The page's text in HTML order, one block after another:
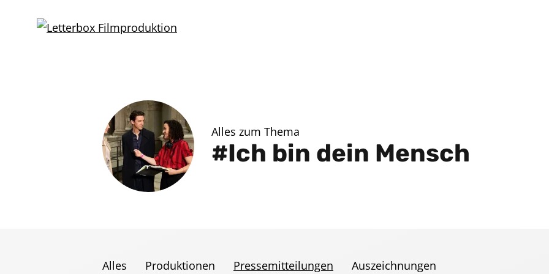
Alles zum Thema
Ich bin dein Mensch
Alles Produktionen Pressemitteilungen Auszeichnungen